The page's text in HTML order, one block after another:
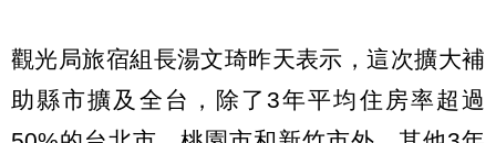
觀光局旅宿組長湯文琦昨天表示，這次擴大補
助縣市擴及全台，除了3年平均住房率超過